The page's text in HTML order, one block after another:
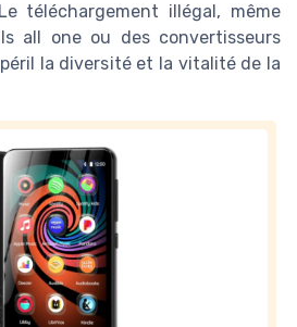
téléchargement illégal, même
all one ou des convertisseurs
la diversité et la vitalité de la